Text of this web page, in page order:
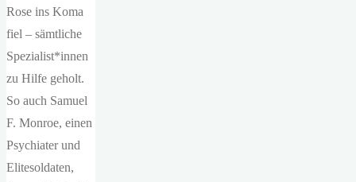
Rose ins Koma
fiel – sämtliche
Spezialist*innen
zu Hilfe geholt.
So auch Samuel
F. Monroe, einen
Psychiater und
Elitesoldaten,